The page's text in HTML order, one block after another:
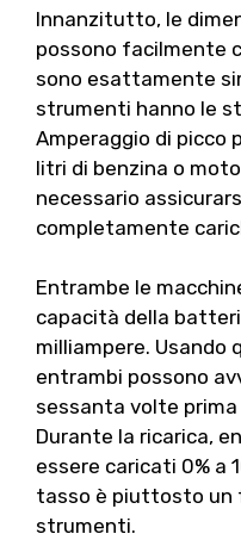
Innanzitutto, le
possono facilmente
sono esattamente
strumenti hanno le
Amperaggio di picco
litri di benzina o
necessario
completamente
Entrambe le
capacità della
milliampere. Usando
entrambi possono
sessanta volte prima
Durante la ricarica,
essere caricati 0% a
tasso è piuttosto un
strumenti.